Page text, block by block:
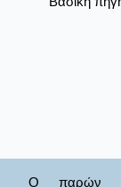
Ο παρών